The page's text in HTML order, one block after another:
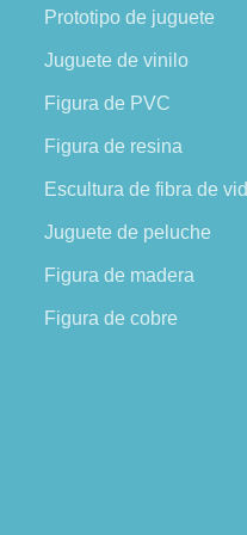
Prototipo de juguete
Juguete de vinilo
Figura de PVC
Figura de resina
Escultura de fibra de
Juguete de peluche
Figura de madera
Figura de cobre